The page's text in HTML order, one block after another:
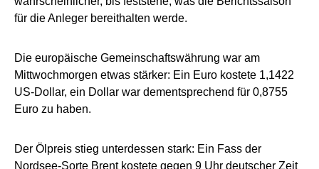
für die Anleger bereithalten werde.
Die europäische Gemeinschaftswährung war am
Mittwochmorgen etwas stärker: Ein Euro kostete 1,1422
US-Dollar, ein Dollar war dementsprechend für 0,8755
Euro zu haben.
Der Ölpreis stieg unterdessen stark: Ein Fass der
Nordsee-Sorte Brent kostete gegen 9 Uhr deutscher Zeit